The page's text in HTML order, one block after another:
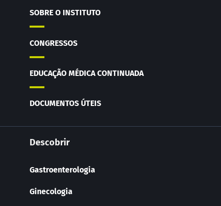
SOBRE O INSTITUTO
CONGRESSOS
EDUCAÇÃO MÉDICA CONTINUADA
DOCUMENTOS ÚTEIS
Descobrir
Gastroenterologia
Ginecologia